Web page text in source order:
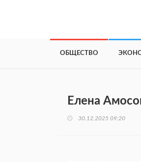
ОБЩЕСТВО
Елена
30.12.2025 09:20